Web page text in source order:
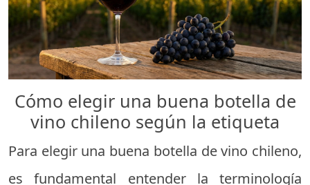
Cómo elegir una buena botella de
vino chileno según la etiqueta
Para elegir una buena botella de vino chileno,
es fundamental entender la terminología